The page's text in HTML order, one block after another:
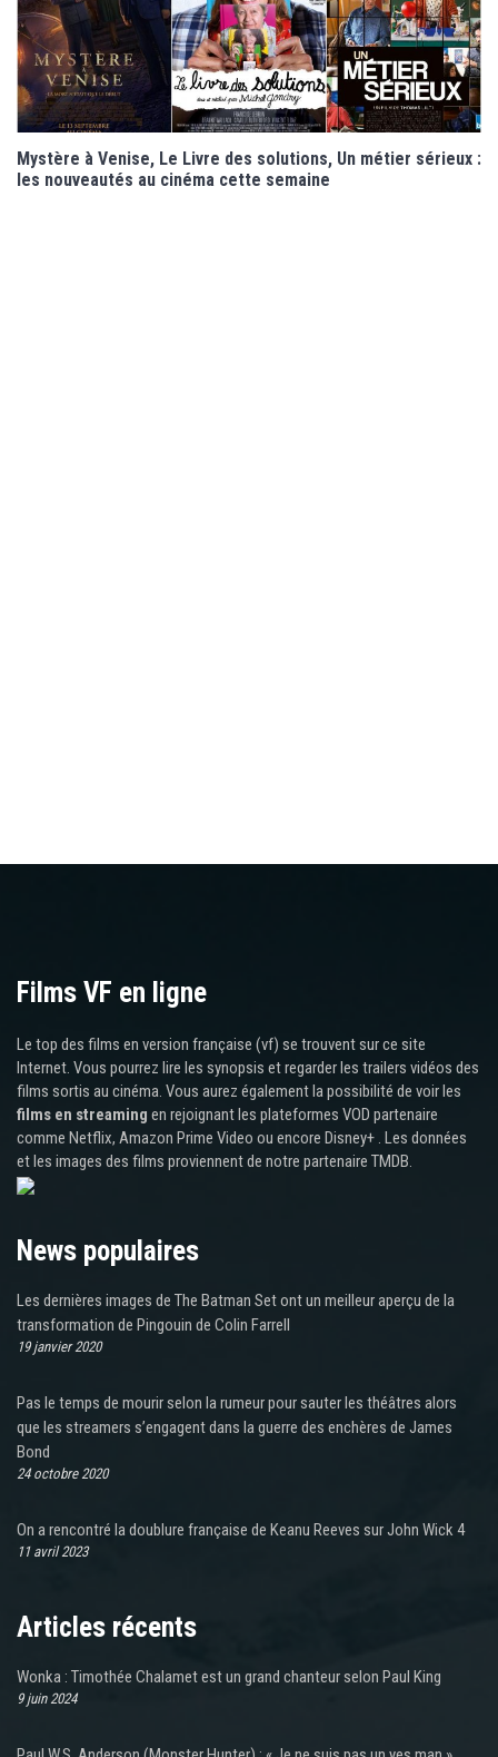
Mystère à Venise, Le Livre des solutions, Un métier sérieux :
les nouveautés au cinéma cette semaine
Films VF en ligne
Le top des films en version française (vf) se trouvent sur ce site
Internet. Vous pourrez lire les synopsis et regarder les trailers vidéos des
films sortis au cinéma. Vous aurez également la possibilité de voir les
films en streaming en rejoignant les plateformes VOD partenaire
comme Netflix, Amazon Prime Video ou encore Disney+ . Les données
et les images des films proviennent de notre partenaire TMDB.
News populaires
Les dernières images de The Batman Set ont un meilleur aperçu de la
transformation de Pingouin de Colin Farrell
19 janvier 2020
Pas le temps de mourir selon la rumeur pour sauter les théâtres alors
que les streamers s’engagent dans la guerre des enchères de James
Bond
24 octobre 2020
On a rencontré la doublure française de Keanu Reeves sur John Wick 4
11 avril 2023
Articles récents
Wonka : Timothée Chalamet est un grand chanteur selon Paul King
9 juin 2024